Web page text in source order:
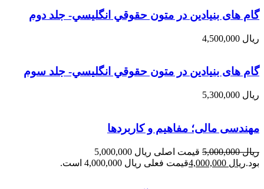
گام های بنیادین در متون حقوقي انگليسي- جلد دوم
ریال
گام های بنیادین در متون حقوقي انگليسي- جلد سوم
ریال
مهندسی مالی؛ مفاهیم و کاربردها
ریال5,000,000
قیمت اصلی ریال 5,000,000
بود.ریال قیمت فعلی ریال 4,000,000 است.